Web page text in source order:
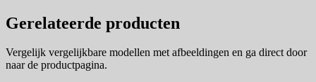
Gerelateerde producten
Vergelijk vergelijkbare modellen met afbeeldingen en ga direct door
naar de productpagina.